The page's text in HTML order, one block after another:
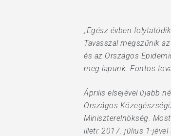
Hit enter to search or ESC to close
„Egész évben
Tavasszal megszűnik
és az Országos
meg lapunk. Fontos
Április elsejével újabb
Országos
Miniszterelnökség.
illeti: 2017. július 1-jével